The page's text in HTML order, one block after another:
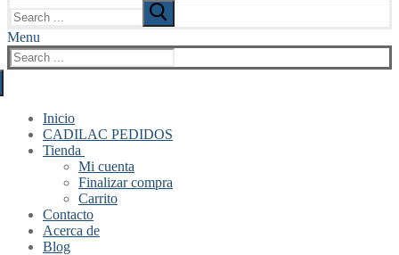
for:
Menu
Search
for:
Inicio
CADILAC PEDIDOS
Tienda
Mi cuenta
Finalizar compra
Carrito
Contacto
Acerca de
Blog